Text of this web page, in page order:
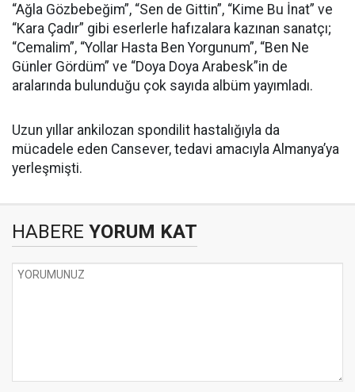
“Ağla Gözbebeğim”, “Sen de Gittin”, “Kime Bu İnat” ve
“Kara Çadır” gibi eserlerle hafızalara kazınan sanatçı;
“Cemalim”, “Yollar Hasta Ben Yorgunum”, “Ben Ne
Günler Gördüm” ve “Doya Doya Arabesk”in de
aralarında bulunduğu çok sayıda albüm yayımladı.
Uzun yıllar ankilozan spondilit hastalığıyla da
mücadele eden Cansever, tedavi amacıyla Almanya’ya
yerleşmişti.
HABERE YORUM KAT